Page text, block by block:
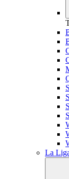
La